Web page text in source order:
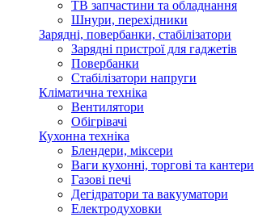
ТВ запчастини та обладнання
Шнури, перехідники
Зарядні, повербанки, стабілізатори
Зарядні пристрої для гаджетів
Повербанки
Стабілізатори напруги
Кліматична техніка
Вентилятори
Обігрівачі
Кухонна техніка
Блендери, міксери
Ваги кухонні, торгові та кантери
Газові печі
Дегідратори та вакууматори
Електродуховки